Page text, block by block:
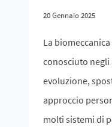
20 Gennaio 2025
La
conosciuto
evoluzione,
approccio
molti sistemi di